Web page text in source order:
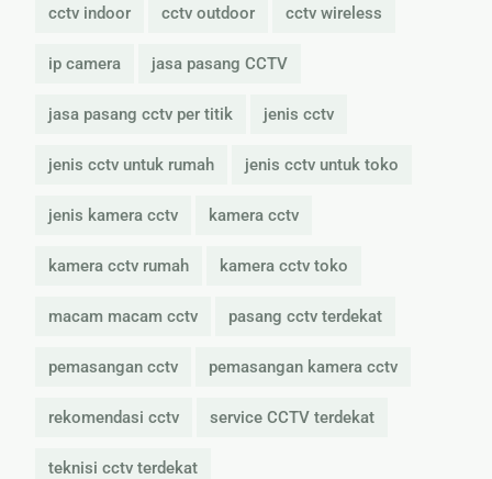
cctv indoor cctv outdoor cctv wireless
ip camera jasa pasang CCTV
jasa pasang cctv per titik jenis cctv
jenis cctv untuk rumah jenis cctv untuk toko
jenis kamera cctv kamera cctv
kamera cctv rumah kamera cctv toko
macam macam cctv pasang cctv terdekat
pemasangan cctv pemasangan kamera cctv
rekomendasi cctv service CCTV terdekat
teknisi cctv terdekat